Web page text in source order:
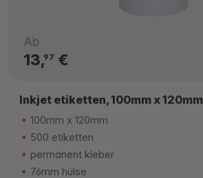
Ab
13,97 €
Inkjet etiketten, 100mm x 120mm
100mm x 120mm
500 etiketten
permanent kleber
76mm hülse